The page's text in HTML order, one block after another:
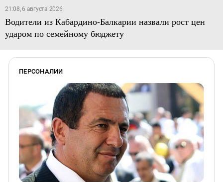
21:08, 6 августа 2026
Водители из Кабардино-Балкарии назвали рост цен
ударом по семейному бюджету
ПЕРСОНАЛИИ